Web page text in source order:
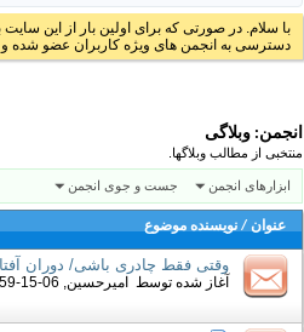
با سلام. در صورتی که برای اولین بار از این سایت
دسترسی به انجمن های ویژه کاربران عضو شده
انجمن: وبلاگی
منتخبی از مطالب وبلاگها.
ابزارهای انجمن جست و جوی انجمن
عنوان / نویسنده موضوع
وقتی فقط چادری باشی/ دوران
آغاز شده توسط امیرحسین, 06-15-2015 11:59 AM